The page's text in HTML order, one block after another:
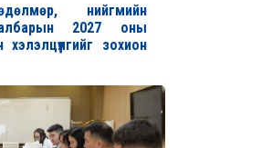
нийгмийн
2027 оны
зохион